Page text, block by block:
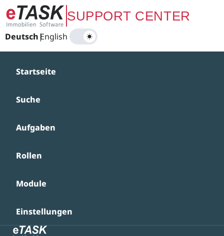
Zum Hauptinhalt springenSUPPORT CENTER
Deutsch|
English
Startseite
Suche
Aufgaben
Rollen
Module
Einstellungen